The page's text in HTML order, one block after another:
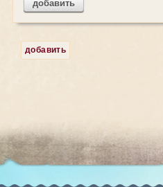
добавить
добавить